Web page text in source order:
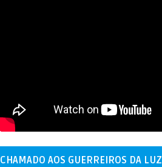
CHAMADO AOS GUERREIROS DA LUZ